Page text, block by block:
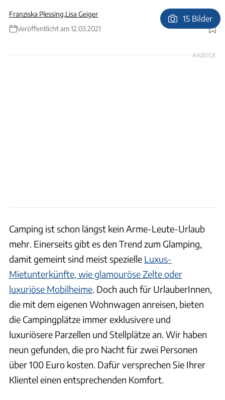
Franziska Plessing,Lisa Geiger
Veröffentlicht am 12.03.2021
Foto: Weidenfeld
15 Bilder
ANZEIGE
Camping ist schon längst kein Arme-Leute-Urlaub
mehr. Einerseits gibt es den Trend zum Glamping,
damit gemeint sind meist spezielle Luxus-
Mietunterkünfte, wie glamouröse Zelte oder
luxuriöse Mobilheime. Doch auch für UrlauberInnen,
die mit dem eigenen Wohnwagen anreisen, bieten
die Campingplätze immer exklusivere und
luxuriösere Parzellen und Stellplätze an. Wir haben
neun gefunden, die pro Nacht für zwei Personen
über 100 Euro kosten. Dafür versprechen Sie Ihrer
Klientel einen entsprechenden Komfort.